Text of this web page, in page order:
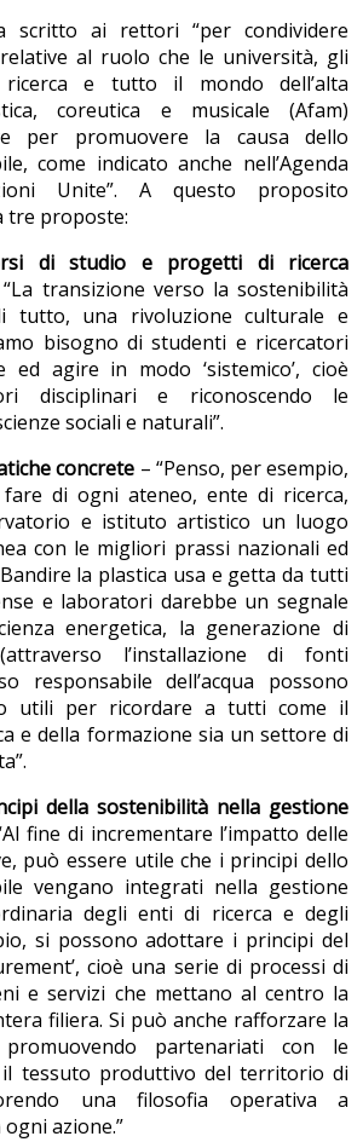
scritto ai rettori “per condividere
al ruolo che le università, gli
e tutto il mondo dell’alta
coreutica e musicale (Afam)
per promuovere la causa dello
come indicato anche nell’Agenda
Unite”. A questo proposito
tre proposte:
di studio e progetti di ricerca
transizione verso la sostenibilità
tutto, una rivoluzione culturale e
bisogno di studenti e ricercatori
ed agire in modo ‘sistemico’, cioè
disciplinari e riconoscendo le
sociali e naturali”.
concrete – “Penso, per esempio,
di ogni ateneo, ente di ricerca,
e istituto artistico un luogo
con le migliori prassi nazionali ed
la plastica usa e getta da tutti
e laboratori darebbe un segnale
energetica, la generazione di
l’installazione di fonti
responsabile dell’acqua possono
utili per ricordare a tutti come il
e della formazione sia un settore di
della sostenibilità nella gestione
fine di incrementare l’impatto delle
può essere utile che i principi dello
vengano integrati nella gestione
degli enti di ricerca e degli
si possono adottare i principi del
cioè una serie di processi di
e servizi che mettano al centro la
filiera. Si può anche rafforzare la
promuovendo partenariati con le
il tessuto produttivo del territorio di
una filosofia operativa a
azione.”